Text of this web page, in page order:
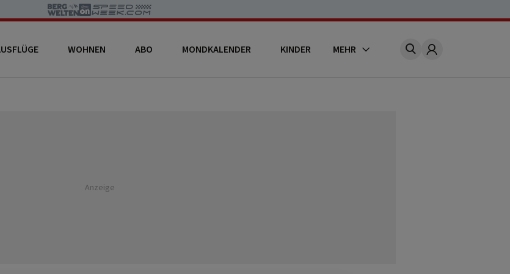
WOHNEN ABO MONDKALENDER KINDER MEHR Account
Anzeige